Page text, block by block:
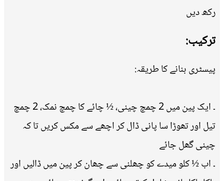
رکھ دیں
ترکیب:
پیسٹری بنانے کا طریقہ:
۔ ایک پین میں 2 چمچ چینی، ½ چائے کا چمچ نمک، 2 چمچ
تیل اور تھوڑا سا پانی ڈال کر اچھے سے مکس کریں تا کہ
چینی گھل جائے
۔ اب ½ کلو میدے کو چھلنی سے چھان کر پین میں ڈالیں اور